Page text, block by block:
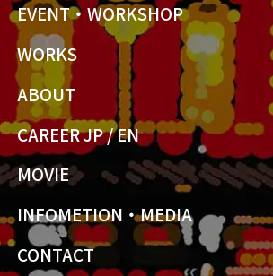
EVENT・WORKSHOP
WORKS
ABOUT
CAREER JP/EN
MOVIE
INFOMETION・MEDIA
CONTACT